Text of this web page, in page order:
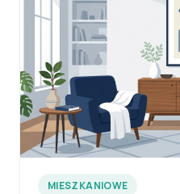
MIESZKANIOWE